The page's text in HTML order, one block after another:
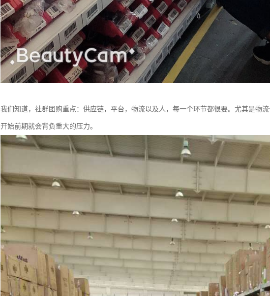
我们知道，社群团购重点：供应链，平台，物流以及人，每一个环节都很要。尤其是物
开始前期就会背负重大的压力。